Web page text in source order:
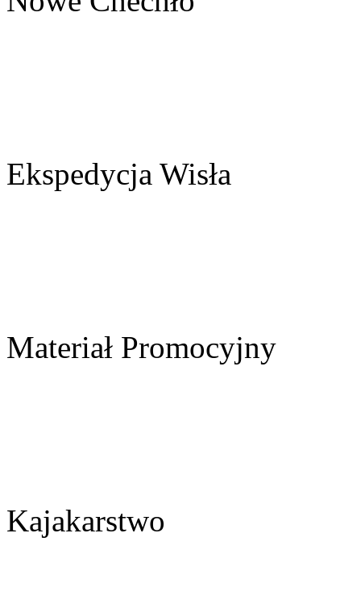
Ekspedycja Wisła
Materiał Promocyjny
Kajakarstwo